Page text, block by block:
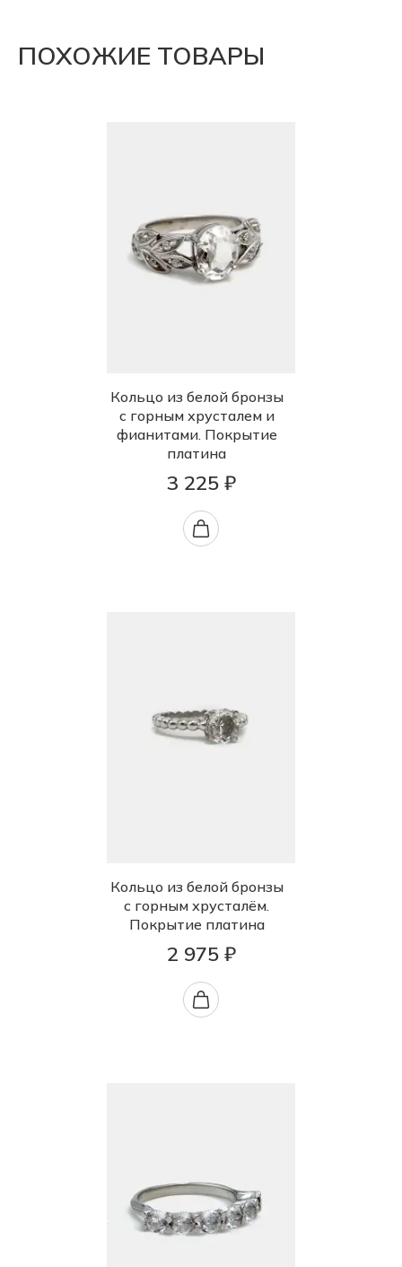
ПОХОЖИЕ ТОВАРЫ
Кольцо из белой бронзы
с горным хрусталем и
фианитами. Покрытие
платина
3 225 ₽
Кольцо из белой бронзы
с горным хрусталём.
Покрытие платина
2 975 ₽